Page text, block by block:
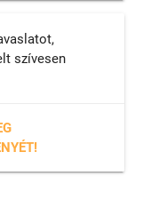
szívesen